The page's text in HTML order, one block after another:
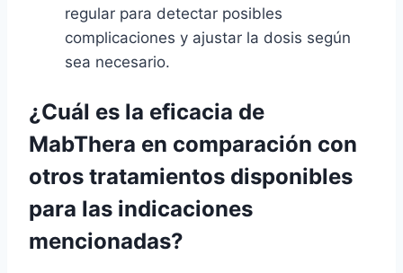
regular para detectar posibles
complicaciones y ajustar la dosis según
sea necesario.
¿Cuál es la eficacia de
MabThera en comparación con
otros tratamientos disponibles
para las indicaciones
mencionadas?